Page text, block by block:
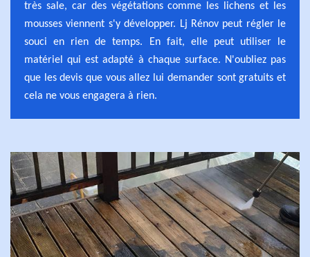
très sale, car des végétations comme les lichens et les
mousses viennent s'y développer. Lj Rénov peut régler le
souci en rien de temps. En fait, elle peut utiliser le
matériel qui est adapté à chaque surface. N'oubliez pas
que les devis que vous allez lui demander sont gratuits et
cela ne vous engagera à rien.